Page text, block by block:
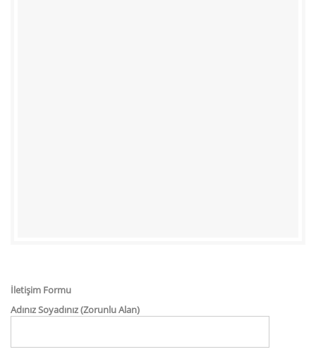
İletişim Formu
Adınız Soyadınız (Zorunlu Alan)